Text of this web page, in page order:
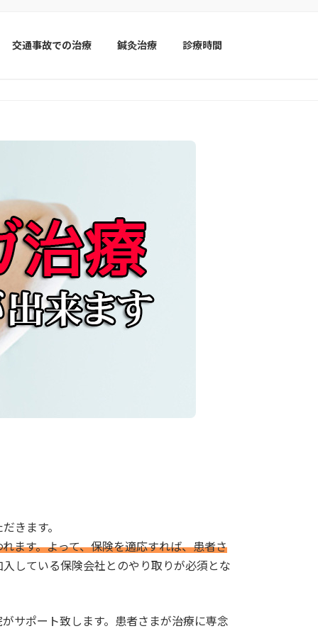
交通事故での治療 鍼灸治療 診療時間
きます。
ます。よって、保険を適応すれば、患者さ
している保険会社とのやり取りが必須とな
サポート致します。患者さまが治療に専念